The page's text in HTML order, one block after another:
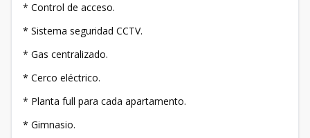
* Control de acceso.
* Sistema seguridad CCTV.
* Gas centralizado.
* Cerco eléctrico.
* Planta full para cada apartamento.
* Gimnasio.